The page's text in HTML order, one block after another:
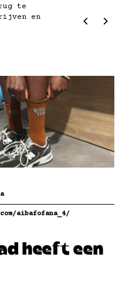
te
en
aibafofana_4/
heeft een